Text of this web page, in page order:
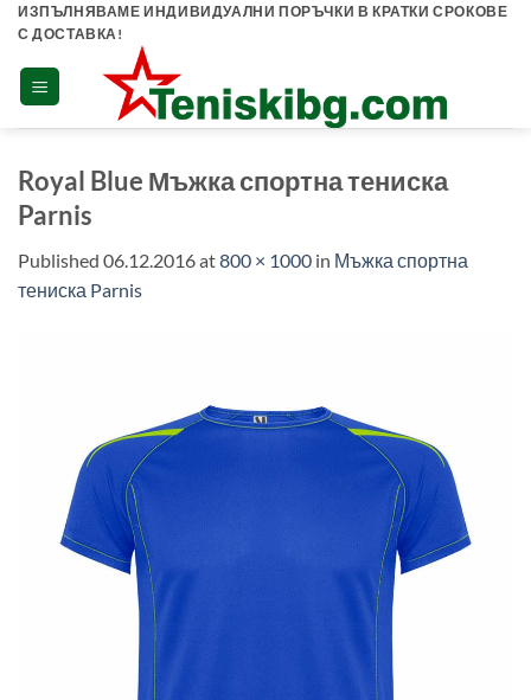
Skip
content
ИЗПЪЛНЯВАМЕ ИНДИВИДУАЛНИ ПОРЪЧКИ В КРАТКИ СРОКОВЕ
С ДОСТАВКА!
Royal Blue Мъжка спортна тениска
Parnis
Published 06.12.2016at800 × 1000 in Мъжка спортна
тениска Parnis